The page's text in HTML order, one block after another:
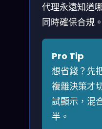
代理永遠知道
同時確保合規。
Pro Tip
想省錢？先
複雜決策才
試顯示，混
半。